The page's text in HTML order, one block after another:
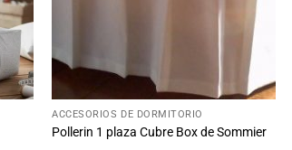
ACCESORIOS DE DORMITORIO
Pollerin 1 plaza Cubre Box de Sommier